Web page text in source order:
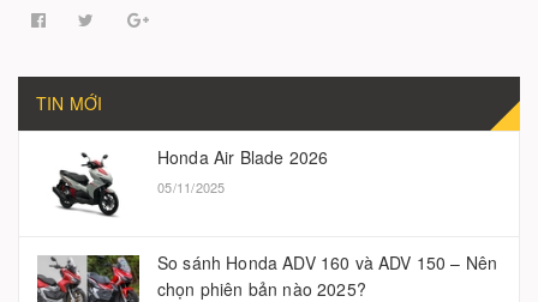
TIN MỚI
Honda Air Blade 2026
05/11/2025
So sánh Honda ADV 160 và ADV 150 – Nên
chọn phiên bản nào 2025?